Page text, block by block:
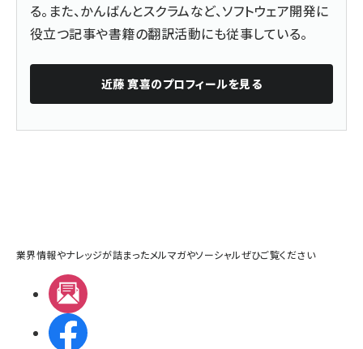
る。また、かんばんとスクラムなど、ソフトウェア開発に
役立つ記事や書籍の翻訳活動にも従事している。
近藤 寛喜のプロフィールを見る
業界情報やナレッジが詰まったメルマガやソーシャルぜひご覧ください